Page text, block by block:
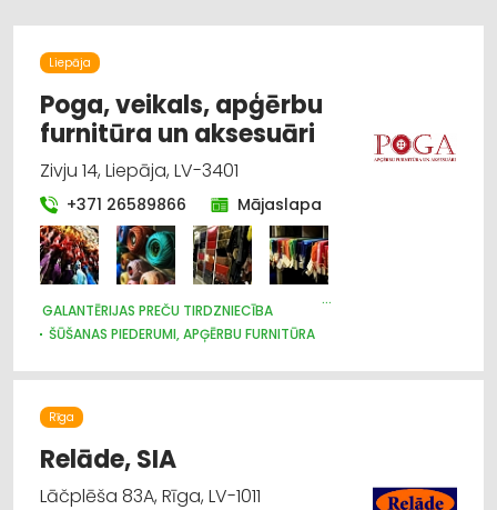
Šūšanas piederumi, apģērbu furnitūra
Apģērbi: izgatavošana, šūšana
Apģērbi: labošana
Galantērijas preču vairumtirdzniecība
Sadzīves tehnikas tirdzniecība
Liepāja
Poga, veikals, apģērbu
furnitūra un aksesuāri
Zivju 14, Liepāja, LV-3401
+371 26589866 Mājaslapa
GALANTĒRIJAS PREČU TIRDZNIECĪBA
ŠŪŠANAS PIEDERUMI, APĢĒRBU FURNITŪRA
AUDUMU UN AIZKARU TIRDZNIECĪBA
SADZĪVES TEHNIKAS TIRDZNIECĪBA
Rīga
Relāde, SIA
Lāčplēša 83A, Rīga, LV-1011